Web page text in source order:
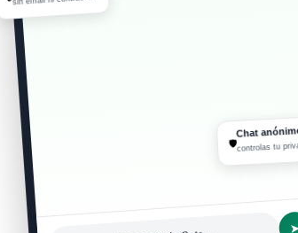
🛡
Chat
controlas tu